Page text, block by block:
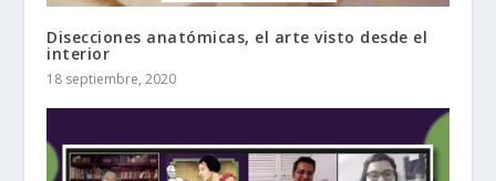
Disecciones anatómicas, el arte visto desde el
interior
18 septiembre, 2020